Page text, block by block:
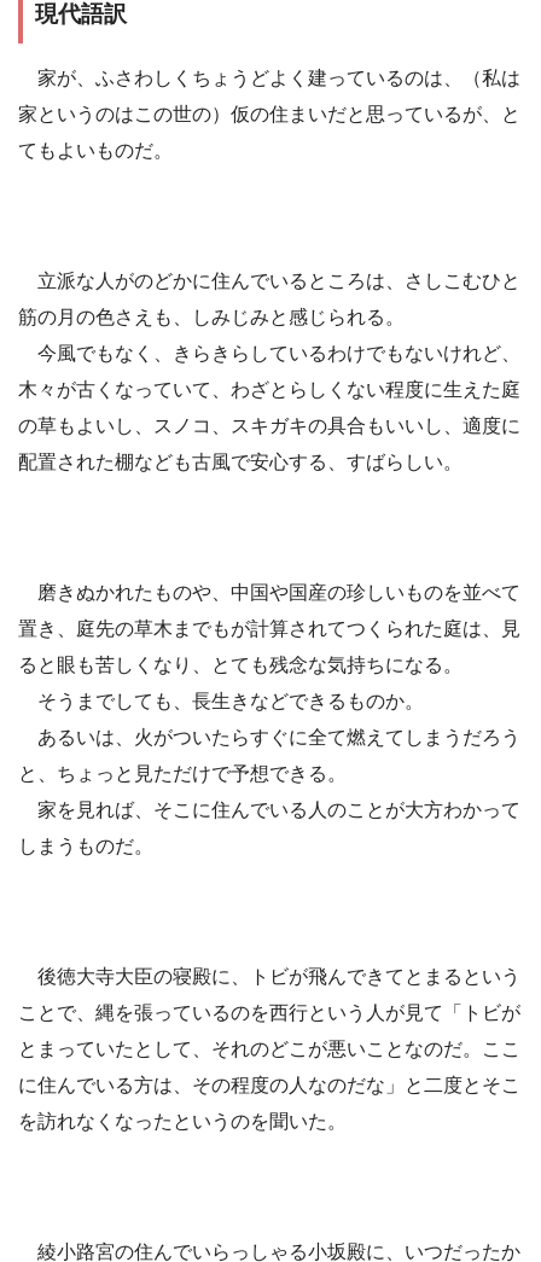
現代語訳
家が、ふさわしくちょうどよく建っているのは、（私は
家というのはこの世の）仮の住まいだと思っているが、と
てもよいものだ。
立派な人がのどかに住んでいるところは、さしこむひと
筋の月の色さえも、しみじみと感じられる。
今風でもなく、きらきらしているわけでもないけれど、
木々が古くなっていて、わざとらしくない程度に生えた庭
の草もよいし、スノコ、スキガキの具合もいいし、適度に
配置された棚なども古風で安心する、すばらしい。
磨きぬかれたものや、中国や国産の珍しいものを並べて
置き、庭先の草木までもが計算されてつくられた庭は、見
ると眼も苦しくなり、とても残念な気持ちになる。
そうまでしても、長生きなどできるものか。
あるいは、火がついたらすぐに全て燃えてしまうだろう
と、ちょっと見ただけで予想できる。
家を見れば、そこに住んでいる人のことが大方わかって
しまうものだ。
後徳大寺大臣の寝殿に、トビが飛んできてとまるという
ことで、縄を張っているのを西行という人が見て「トビが
とまっていたとして、それのどこが悪いことなのだ。ここ
に住んでいる方は、その程度の人なのだな」と二度とそこ
を訪れなくなったというのを聞いた。
綾小路宮の住んでいらっしゃる小坂殿に、いつだったか